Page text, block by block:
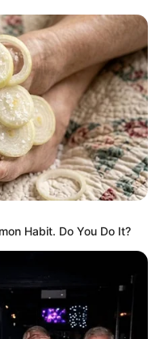
Habit. Do You Do It?